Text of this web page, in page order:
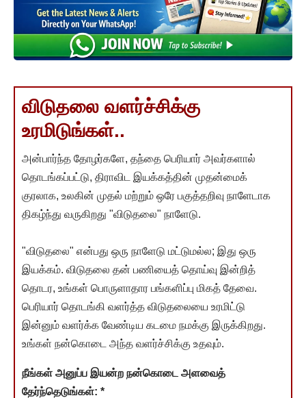
விடுதலை வளர்ச்சிக்கு
உரமிடுங்கள்..
அன்பார்ந்த தோழர்களே, தந்தை பெரியார் அவர்களால்
தொடங்கப்பட்டு, திராவிட இயக்கத்தின் முதன்மைக்
குரலாக, உலகின் முதல் மற்றும் ஒரே பகுத்தறிவு நாளேடாக
திகழ்ந்து வருகிறது "விடுதலை" நாளேடு.
"விடுதலை" என்பது ஒரு நாளேடு மட்டுமல்ல; இது ஒரு
இயக்கம். விடுதலை தன் பணியைத் தொய்வு இன்றித்
தொடர, உங்கள் பொருளாதார பங்களிப்பு மிகத் தேவை.
பெரியார் தொடங்கி வளர்த்த விடுதலையை உரமிட்டு
இன்னும் வளர்க்க வேண்டிய கடமை நமக்கு இருக்கிறது.
உங்கள் நன்கொடை அந்த வளர்ச்சிக்கு உதவும்.
நீங்கள் அனுப்ப இயன்ற நன்கொடை அளவைத்
தேர்ந்தெடுங்கள்: *